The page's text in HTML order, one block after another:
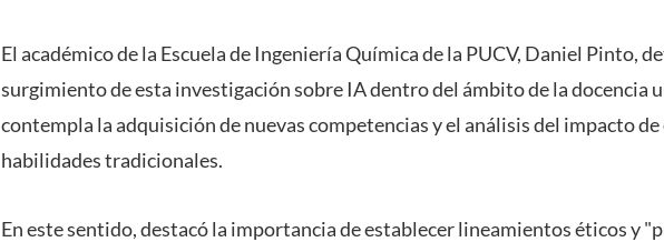
El académico de la Escuela de Ingeniería Química de la PUCV, Daniel Pinto,
surgimiento de esta investigación sobre IA dentro del ámbito de la docencia
contempla la adquisición de nuevas competencias y el análisis del impacto
habilidades tradicionales.
En este sentido, destacó la importancia de establecer lineamientos éticos y